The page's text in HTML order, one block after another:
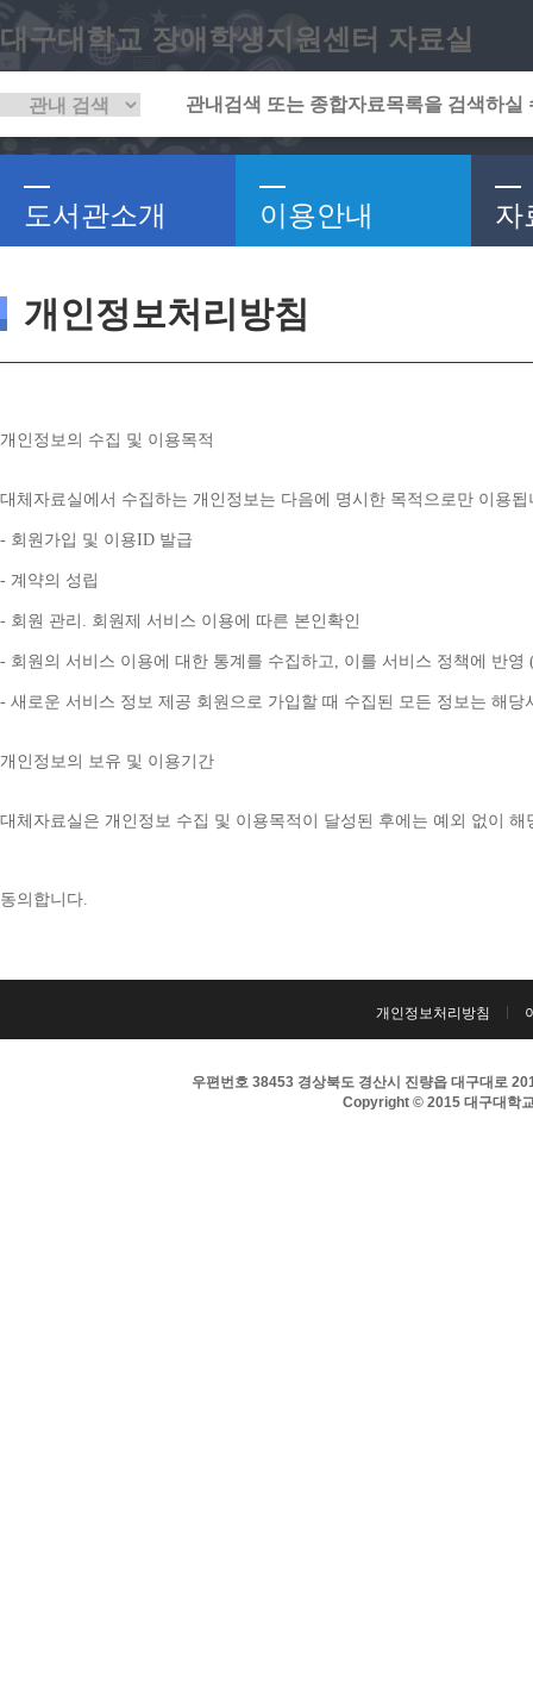
대구대학교 장애학생지원센터 자료실
도서관소개 이용안내 자
개인정보처리방침
개인정보의 수집 및 이용목적
대체자료실에서 수집하는 개인정보는 다음에 명시한 목적으로만 이용됩
- 회원가입 및 이용ID 발급
- 계약의 성립
- 회원 관리 . 회원제 서비스 이용에 따른 본인확인
- 회원의 서비스 이용에 대한 통계를 수집하고, 이를 서비스 정책에 반영
- 새로운 서비스 정보 제공 회원으로 가입할 때 수집된 모든 정보는 해
개인정보의 보유 및 이용기간
대체자료실은 개인정보 수집 및 이용목적이 달성된 후에는 예외 없이
동의합니다.
개인정보처리방침
우편번호 38453 경상북도 경산시 진량읍 대구대로
Copyright © 2015 대구대학